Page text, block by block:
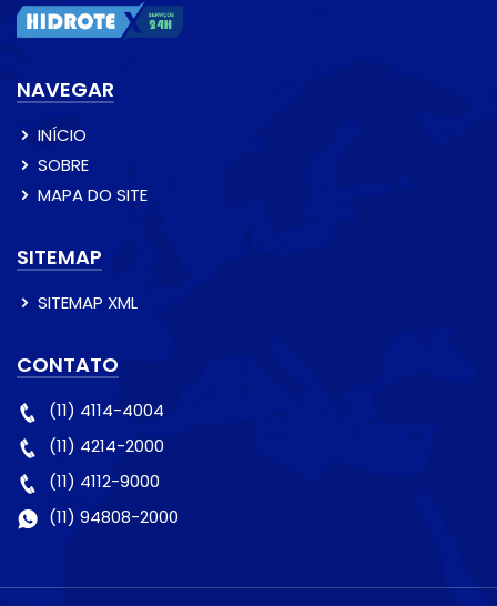
NAVEGAR
INÍCIO
SOBRE
MAPA DO SITE
SITEMAP
SITEMAP XML
CONTATO
(11) 4114-4004
(11) 4214-2000
(11) 4112-9000
(11) 94808-2000